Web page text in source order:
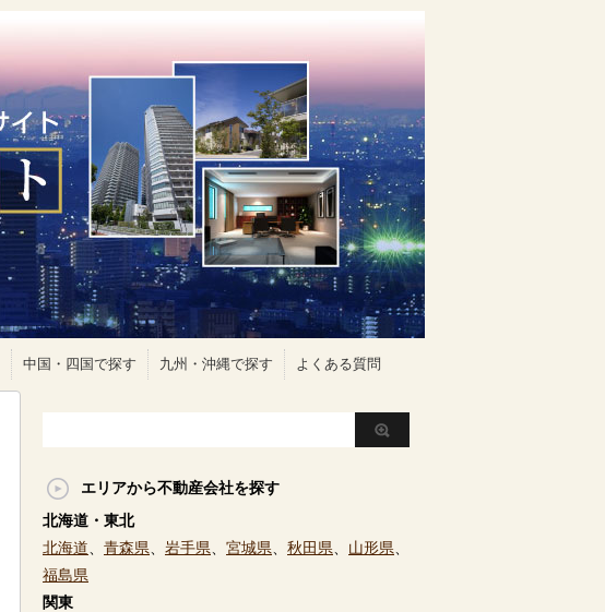
中国・四国で探す 九州・沖縄で探す よくある質問
エリアから不動産会社を探す
北海道・東北
北海道
青森県 岩手県 宮城県 秋田県 山形県
福島県
関東